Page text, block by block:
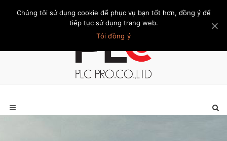
Trang chủ Giới thiệu Khách hàng Liên hệ Thành viên
Chúng tôi sử dụng cookie để phục vụ bạn tốt hơn, đồng ý để
tiếp tục sử dụng trang web.
Tôi đồng ý